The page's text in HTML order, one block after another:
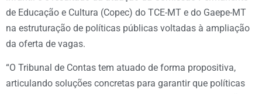
de Educação e Cultura (Copec) do TCE-MT e do Gaepe-MT
na estruturação de políticas públicas voltadas à ampliação
da oferta de vagas.
“O Tribunal de Contas tem atuado de forma propositiva,
articulando soluções concretas para garantir que políticas